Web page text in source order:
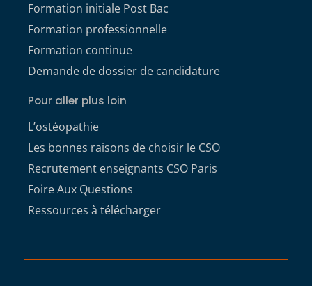
Formation initiale Post Bac
Formation professionnelle
Formation continue
Demande de dossier de candidature
Pour aller plus loin
L’ostéopathie
Les bonnes raisons de choisir le CSO
Recrutement enseignants CSO Paris
Foire Aux Questions
Ressources à télécharger